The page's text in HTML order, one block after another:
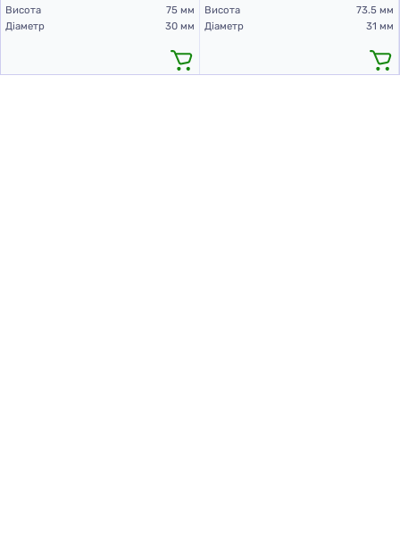
Висота
75 мм
Діаметр
30 мм
Висота
73.5 мм
Діаметр
31 мм